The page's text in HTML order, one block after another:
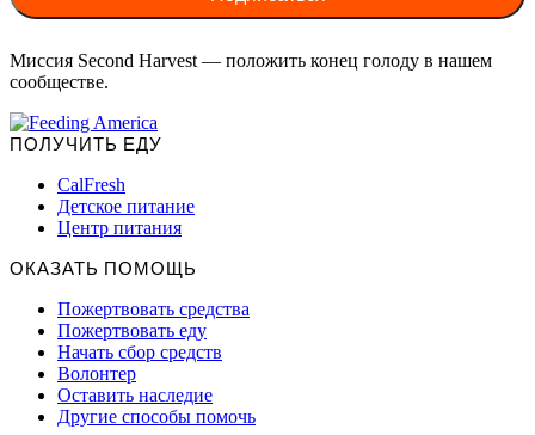
Миссия Second Harvest — положить конец голоду в нашем
сообществе.
ПОЛУЧИТЬ ЕДУ
CalFresh
Детское питание
Центр питания
ОКАЗАТЬ ПОМОЩЬ
Пожертвовать средства
Пожертвовать еду
Начать сбор средств
Волонтер
Оставить наследие
Другие способы помочь